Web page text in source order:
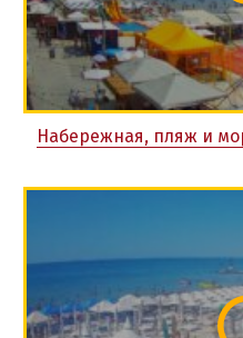
Набережная, пляж и